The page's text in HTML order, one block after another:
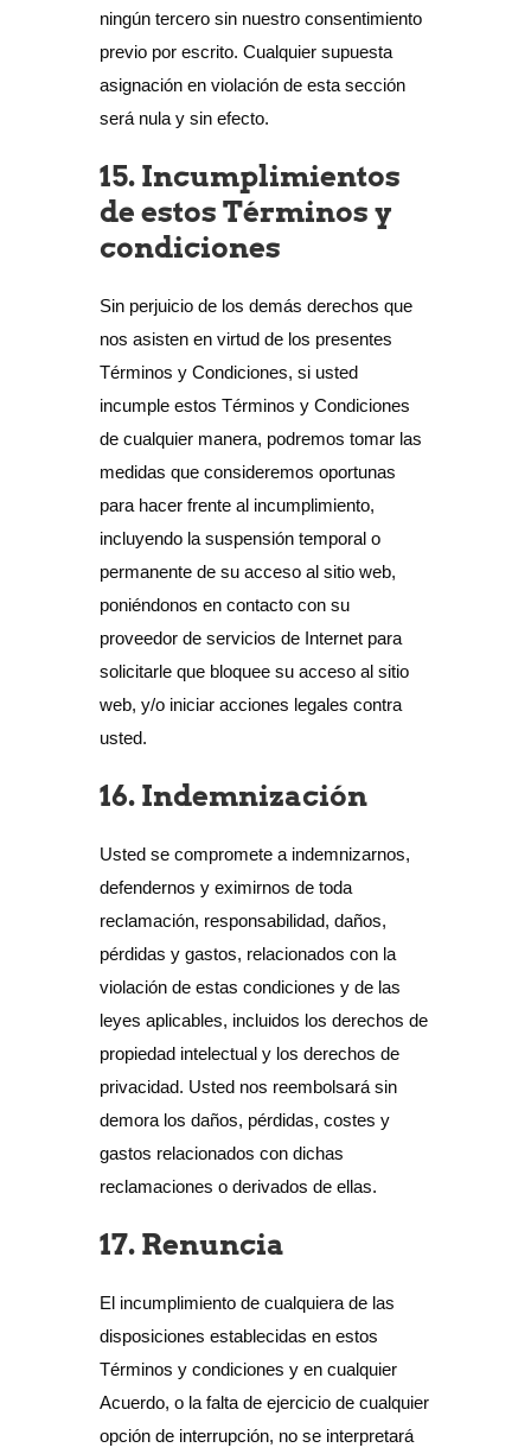
ningún tercero sin nuestro consentimiento
previo por escrito. Cualquier supuesta
asignación en violación de esta sección
será nula y sin efecto.
15. Incumplimientos
de estos Términos y
condiciones
Sin perjuicio de los demás derechos que
nos asisten en virtud de los presentes
Términos y Condiciones, si usted
incumple estos Términos y Condiciones
de cualquier manera, podremos tomar las
medidas que consideremos oportunas
para hacer frente al incumplimiento,
incluyendo la suspensión temporal o
permanente de su acceso al sitio web,
poniéndonos en contacto con su
proveedor de servicios de Internet para
solicitarle que bloquee su acceso al sitio
web, y/o iniciar acciones legales contra
usted.
16. Indemnización
Usted se compromete a indemnizarnos,
defendernos y eximirnos de toda
reclamación, responsabilidad, daños,
pérdidas y gastos, relacionados con la
violación de estas condiciones y de las
leyes aplicables, incluidos los derechos de
propiedad intelectual y los derechos de
privacidad. Usted nos reembolsará sin
demora los daños, pérdidas, costes y
gastos relacionados con dichas
reclamaciones o derivados de ellas.
17. Renuncia
El incumplimiento de cualquiera de las
disposiciones establecidas en estos
Términos y condiciones y en cualquier
Acuerdo, o la falta de ejercicio de cualquier
opción de interrupción, no se interpretará